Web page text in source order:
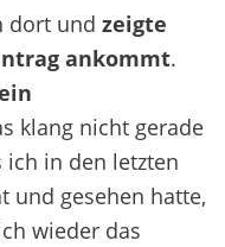
dort und zeigte
ankommt.
klang nicht gerade
ich in den letzten
und gesehen hatte,
wieder das